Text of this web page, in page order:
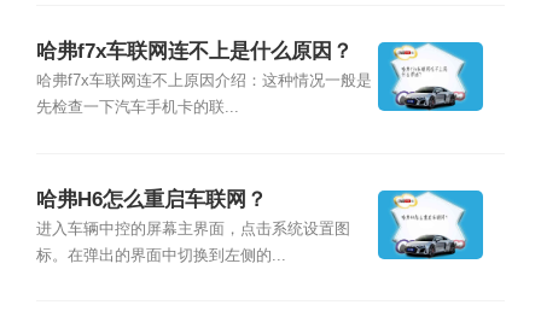
哈弗f7x车联网连不上是什么原因？
哈弗f7x车联网连不上原因介绍：这种情况一般是
先检查一下汽车手机卡的联...
哈弗H6怎么重启车联网？
进入车辆中控的屏幕主界面，点击系统设置图
标。在弹出的界面中切换到左侧的...